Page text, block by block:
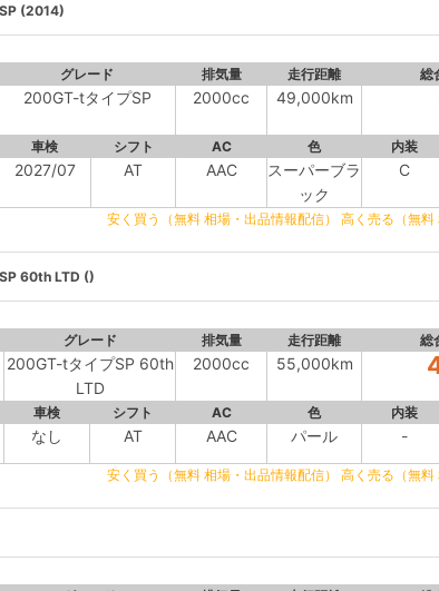
(2014)
グレード 排気量 走行距離 総
200GT-tタイプSP 2000cc 49,000km
車検 シフト AC 色 内装
2027/07 AT AAC
スーパーブラ
ック
C
安く買う（無料 相場・出品情報配信） 高く売る（無料
60th LTD ()
グレード 排気量 走行距離 総
200GT-tタイプSP 60th
LTD
2000cc 55,000km
車検 シフト AC 色 内装
なし AT AAC パール -
安く買う（無料 相場・出品情報配信） 高く売る（無料